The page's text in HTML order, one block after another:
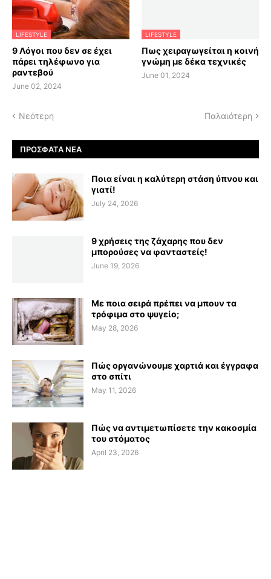
LIFESTYLE
9 Λόγοι που δεν σε έχει
πάρει τηλέφωνο για
ραντεβού
June 02, 2024
LIFESTYLE
Πως χειραγωγείται η κοινή
γνώμη με δέκα τεχνικές
June 01, 2024
Νεότερη Παλαιότερη
ΠΡΌΣΦΑΤΑ ΝΈΑ
Ποια είναι η καλύτερη στάση ύπνου και
γιατί!
July 24, 2026
9 χρήσεις της ζάχαρης που δεν
μπορούσες να φανταστείς!
June 19, 2026
Με ποια σειρά πρέπει να μπουν τα
τρόφιμα στο ψυγείο;
May 28, 2026
Πώς οργανώνουμε χαρτιά και έγγραφα
στο σπίτι
May 11, 2026
Πώς να αντιμετωπίσετε την κακοσμία
του στόματος
April 23, 2026